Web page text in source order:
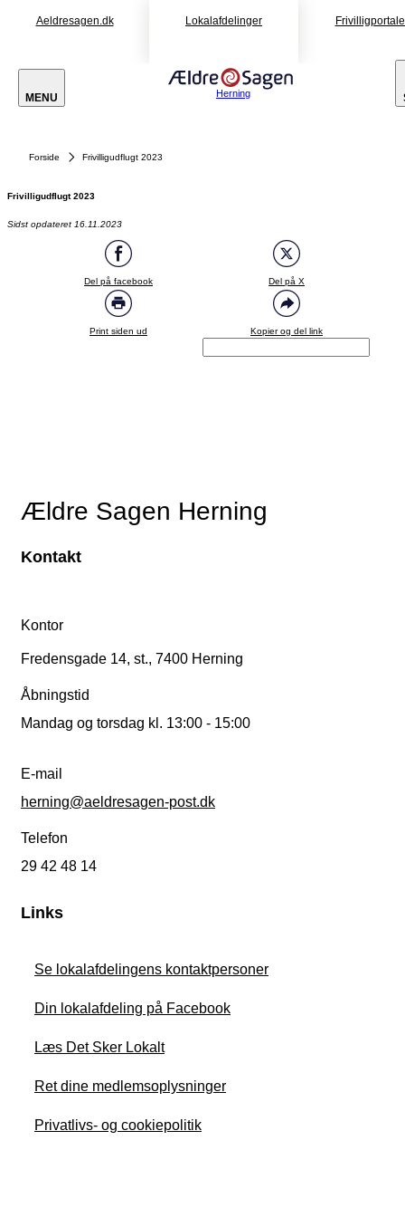
Aeldresagen.dk Lokalafdelinger
MENU Herning
Forside Frivilligudflugt 2023
Frivilligudflugt 2023
Sidst opdateret 16.11.2023
Del på facebook Del på X
Print siden ud Kopier og del link
Ældre Sagen Herning
Kontakt
Kontor
Fredensgade 14, st., 7400 Herning
Åbningstid
Mandag og torsdag kl. 13:00 - 15:00
E-mail
herning@aeldresagen-post.dk
Telefon
29 42 48 14
Links
Se lokalafdelingens kontaktpersoner
Din lokalafdeling på Facebook
Læs Det Sker Lokalt
Ret dine medlemsoplysninger
Privatlivs- og cookiepolitik